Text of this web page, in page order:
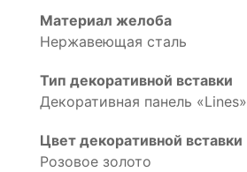
Материал желоба
Нержавеющая сталь
Тип декоративной вставки
Декоративная панель «Lines»
Цвет декоративной вставки
Розовое золото